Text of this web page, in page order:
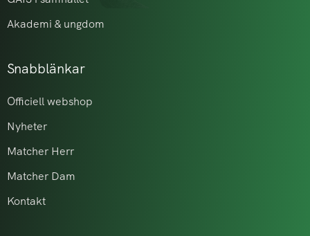
Akademi & ungdom
Snabblänkar
Officiell webshop
Nyheter
Matcher Herr
Matcher Dam
Kontakt